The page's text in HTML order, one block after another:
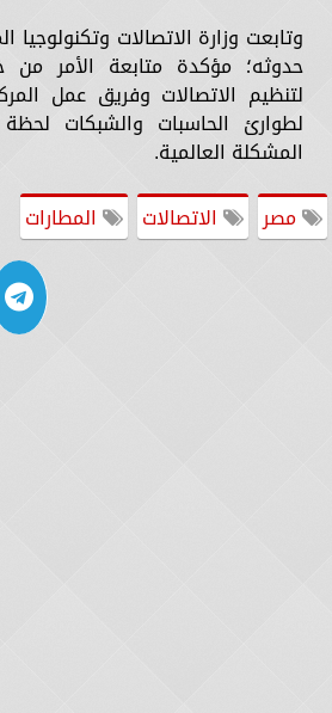
وتابعت وزارة الاتصالات
حدوثه؛ مؤكدة متابعة الأمر من
لتنظيم الاتصالات وفريق عمل
لطوارئ الحاسبات والشبكات
المشكلة العالمية.
مصر
الاتصالات المطارات